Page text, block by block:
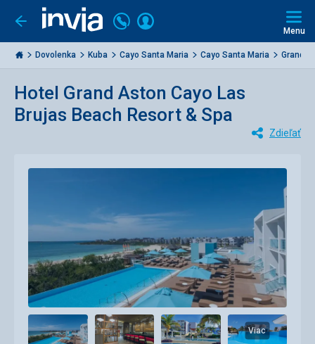
Ísť
späť
Invia.sk
Volajte
+421
2
3221
Prihlásiť
Menu
Dovolenka Kuba Cayo Santa Maria Cayo Santa Maria Grand
Hotel Grand Aston Cayo Las
Brujas Beach Resort & Spa
Zdieľať
Viac